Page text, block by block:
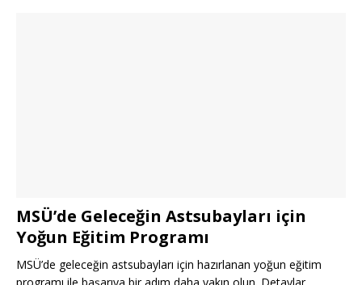
MSÜ’de Geleceğin Astsubayları için
Yoğun Eğitim Programı
MSÜ’de geleceğin astsubayları için hazırlanan yoğun eğitim